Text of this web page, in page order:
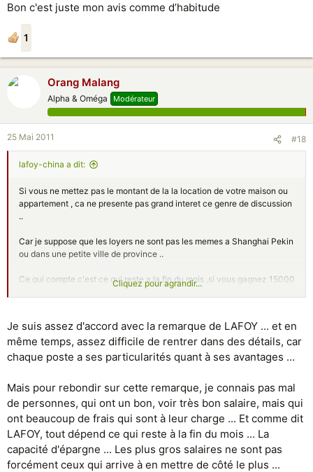
Bon c'est juste mon avis comme d’habitude
1
Orang Malang
Alpha & Oméga Modérateur
25 Mai 2011 #18
lafoy-china a dit:
Si vous ne mettez pas le montant de la la location de votre maison ou
appartement , ca ne presente pas grand interet ce genre de discussion
..
Car je suppose que les loyers ne sont pas les memes a Shanghai Pekin
ou dans une petite ville de province ..
Ce qui compte c'est ce qui reste a la fin du mois ,si vous gagnez 15000
a Shanghai avec 8000 de loyer et 15000 en province avec un loyer de
Bon c'est juste mon avis comme d’habitude
Cliquez pour agrandir...
Je suis assez d'accord avec la remarque de LAFOY ... et en
même temps, assez difficile de rentrer dans des détails, car
chaque poste a ses particularités quant à ses avantages ...
Mais pour rebondir sur cette remarque, je connais pas mal
de personnes, qui ont un bon, voir très bon salaire, mais qui
ont beaucoup de frais qui sont à leur charge ... Et comme dit
LAFOY, tout dépend ce qui reste à la fin du mois ... La
capacité d'épargne ... Les plus gros salaires ne sont pas
forcément ceux qui arrive à en mettre de côté le plus ...